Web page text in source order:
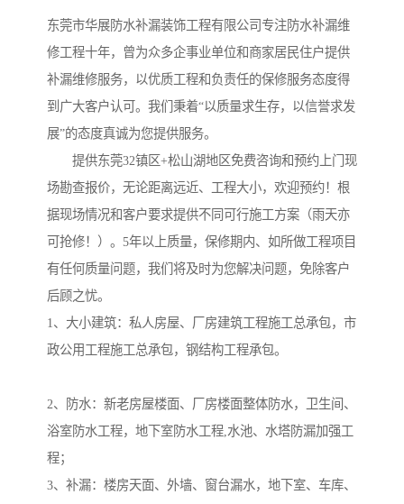
东莞市华展防水补漏装饰工程有限公司专注防水补漏维
修工程十年，曾为众多企事业单位和商家居民住户提供
补漏维修服务，以优质工程和负责任的保修服务态度得
到广大客户认可。我们秉着“以质量求生存，以信誉求发
展”的态度真诚为您提供服务。
提供东莞32镇区+松山湖地区免费咨询和预约上门现
场勘查报价，无论距离远近、工程大小，欢迎预约！根
据现场情况和客户要求提供不同可行施工方案（雨天亦
可抢修！）。5年以上质量，保修期内、如所做工程项目
有任何质量问题，我们将及时为您解决问题，免除客户
后顾之忧。
1、大小建筑：私人房屋、厂房建筑工程施工总承包，市
政公用工程施工总承包，钢结构工程承包。
2、防水：新老房屋楼面、厂房楼面整体防水，卫生间、
浴室防水工程，地下室防水工程,水池、水塔防漏加强工
程；
3、补漏：楼房天面、外墙、窗台漏水，地下室、车库、